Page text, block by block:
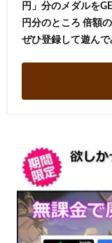
円」分のメダルを
円分のところ 倍額
ぜひ登録して遊んで